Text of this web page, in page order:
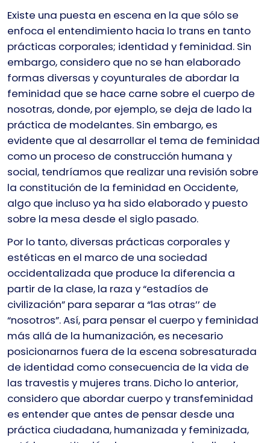
Existe una puesta en escena en la que sólo se
enfoca el entendimiento hacia lo trans en tanto
prácticas corporales; identidad y feminidad. Sin
embargo, considero que no se han elaborado
formas diversas y coyunturales de abordar la
feminidad que se hace carne sobre el cuerpo de
nosotras, donde, por ejemplo, se deja de lado la
práctica de modelantes. Sin embargo, es
evidente que al desarrollar el tema de feminidad
como un proceso de construcción humana y
social, tendríamos que realizar una revisión sobre
la constitución de la feminidad en Occidente,
algo que incluso ya ha sido elaborado y puesto
sobre la mesa desde el siglo pasado.
Por lo tanto, diversas prácticas corporales y
estéticas en el marco de una sociedad
occidentalizada que produce la diferencia a
partir de la clase, la raza y “estadíos de
civilización” para separar a “las otras’’ de
“nosotros”. Así, para pensar el cuerpo y feminidad
más allá de la humanización, es necesario
posicionarnos fuera de la escena sobresaturada
de identidad como consecuencia de la vida de
las travestis y mujeres trans. Dicho lo anterior,
considero que abordar cuerpo y transfeminidad
es entender que antes de pensar desde una
práctica ciudadana, humanizada y feminizada,